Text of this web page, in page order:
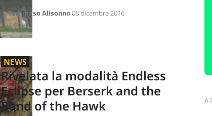
diTommaso Alisonno08 dicembre 2016
NEWS
Rivelata la modalità Endless
Eclipse per Berserk and the
Band of the Hawk